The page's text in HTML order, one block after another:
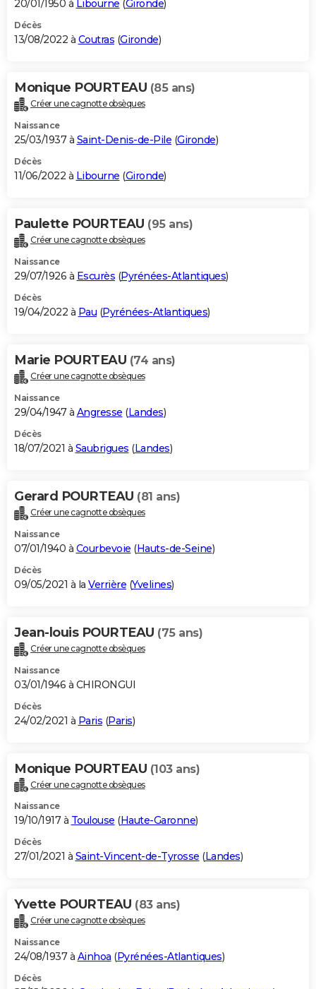
20/01/1950 à Libourne (Gironde)
Décès
13/08/2022 à Coutras (Gironde)
Monique POURTEAU (85 ans)
Créer une cagnotte obsèques
Naissance
25/03/1937 à Saint-Denis-de-Pile (Gironde)
Décès
11/06/2022 à Libourne (Gironde)
Paulette POURTEAU (95 ans)
Créer une cagnotte obsèques
Naissance
29/07/1926 à Escurès (Pyrénées-Atlantiques)
Décès
19/04/2022 à Pau (Pyrénées-Atlantiques)
Marie POURTEAU (74 ans)
Créer une cagnotte obsèques
Naissance
29/04/1947 à Angresse (Landes)
Décès
18/07/2021 à Saubrigues (Landes)
Gerard POURTEAU (81 ans)
Créer une cagnotte obsèques
Naissance
07/01/1940 à Courbevoie (Hauts-de-Seine)
Décès
09/05/2021 à la Verrière (Yvelines)
Jean-louis POURTEAU (75 ans)
Créer une cagnotte obsèques
Naissance
03/01/1946 à CHIRONGUI
Décès
24/02/2021 à Paris (Paris)
Monique POURTEAU (103 ans)
Créer une cagnotte obsèques
Naissance
19/10/1917 à Toulouse (Haute-Garonne)
Décès
27/01/2021 à Saint-Vincent-de-Tyrosse (Landes)
Yvette POURTEAU (83 ans)
Créer une cagnotte obsèques
Naissance
24/08/1937 à Ainhoa (Pyrénées-Atlantiques)
Décès